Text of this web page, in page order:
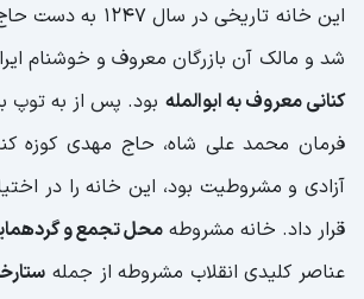
این خانه تاریخی در
شد و مالک آن بازرگان معروف و خوشنام
کنانی معروف به ابوالمله بود. پس از به
فرمان محمد علی شاه، حاج مهدی کوزه
آزادی و مشروطیت بود، این خانه را در
قرار داد. خانه مشروطه محل تجمع و
عناصر کلیدی انقلاب مشروطه از جمله